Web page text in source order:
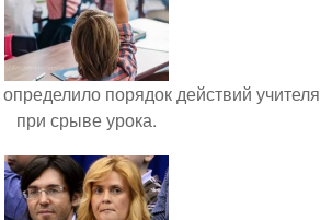
порядок действий учителя
при срыве урока.